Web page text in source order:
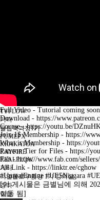
KRAKATOA
RAYFIRE
REALFLOW
TYFLOW
기타
플립북과정1기
FUMEFX
KRAKATOA
RAYFIRE
REALFLOW
기타
리얼플로우특강 1기 강의실
강좌
질답
Full Video - Tutorial coming
Download - https://
Course - https://youtu.be/
Join 1$ Membership - https://
What is Membership - https://
Patreon Tier for Files - https://
Fab - https://www.fab.com/
All Link - https://linktr.ee/cghow
#UnrealEngine #UE5Niagara
[이 게시물은 금별님에 의해
이동 됨]